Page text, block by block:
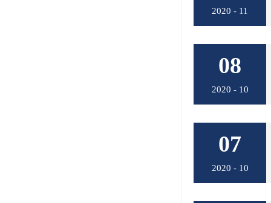
2020 - 11
08
2020 - 10
07
2020 - 10